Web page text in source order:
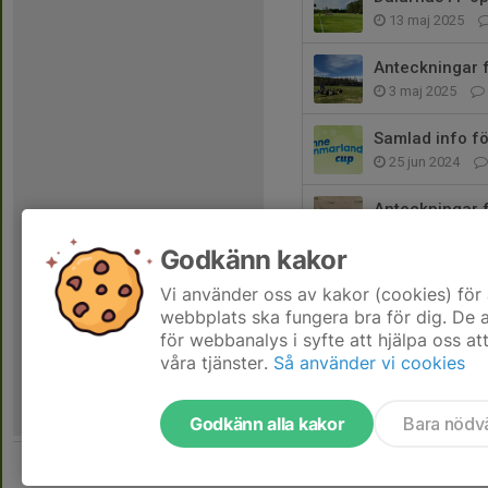
13 maj 2025
Anteckningar
3 maj 2025
Samlad info
25 jun 2024
Anteckningar
10 mar 2024
Godkänn kakor
Vi använder oss av kakor (cookies)
webbplats ska fungera bra för dig. De
för webbanalys i syfte att hjälpa oss
våra tjänster. Så använder vi cookies
Godkänn alla kakor Bara